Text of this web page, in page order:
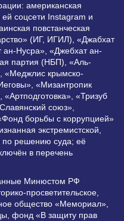
американская
соцсети Instagram и
повстанческая
(ИГ, ИГИЛ), «Джабхат
Нусра», «Джебхат ан-
партия (НБП), «Аль-
крымско-
«Мизантропик
«Тризуб
союз»,
борьбы с коррупцией»
экстремистской,
по решению суда; её
в перечень
Минюстом РФ
просветительское,
общество «Мемориал»,
фонд «В защиту прав